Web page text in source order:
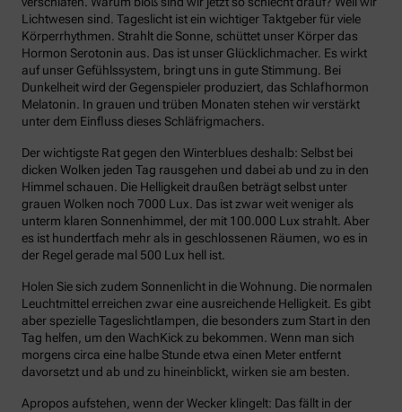
Lichtwesen sind. Tageslicht ist ein wichtiger Taktgeber für viele
Körperrhythmen. Strahlt die Sonne, schüttet unser Körper das
Hormon Serotonin aus. Das ist unser Glücklichmacher. Es wirkt
auf unser Gefühlssystem, bringt uns in gute Stimmung. Bei
Dunkelheit wird der Gegenspieler produziert, das Schlafhormon
Melatonin. In grauen und trüben Monaten stehen wir verstärkt
unter dem Einfluss dieses Schläfrigmachers.
Der wichtigste Rat gegen den Winterblues deshalb: Selbst bei
dicken Wolken jeden Tag rausgehen und dabei ab und zu in den
Himmel schauen. Die Helligkeit draußen beträgt selbst unter
grauen Wolken noch 7000 Lux. Das ist zwar weit weniger als
unterm klaren Sonnenhimmel, der mit 100.000 Lux strahlt. Aber
es ist hundertfach mehr als in geschlossenen Räumen, wo es in
der Regel gerade mal 500 Lux hell ist.
Holen Sie sich zudem Sonnenlicht in die Wohnung. Die normalen
Leuchtmittel erreichen zwar eine ausreichende Helligkeit. Es gibt
aber spezielle Tageslichtlampen, die besonders zum Start in den
Tag helfen, um den WachKick zu bekommen. Wenn man sich
morgens circa eine halbe Stunde etwa einen Meter entfernt
davorsetzt und ab und zu hineinblickt, wirken sie am besten.
Apropos aufstehen, wenn der Wecker klingelt: Das fällt in der